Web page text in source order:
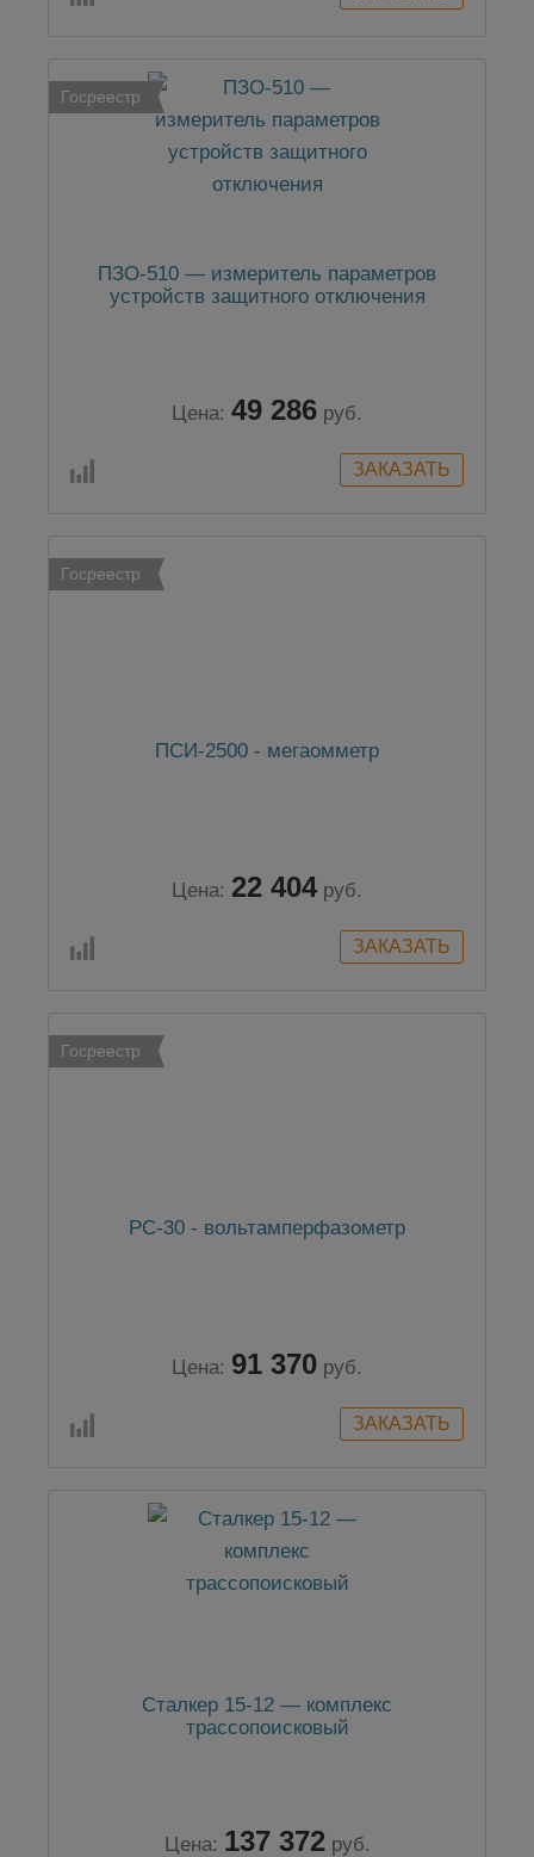
Госреестр
ПЗО-510 — измеритель параметров
устройств защитного отключения
Цена: 49 286 руб.
Госреестр
ПСИ-2500 - мегаомметр
Цена: 22 404 руб.
Госреестр
РС-30 - вольтамперфазометр
Цена: 91 370 руб.
Сталкер 15-12 — комплекс
трассопоисковый
Цена: 137 372 руб.